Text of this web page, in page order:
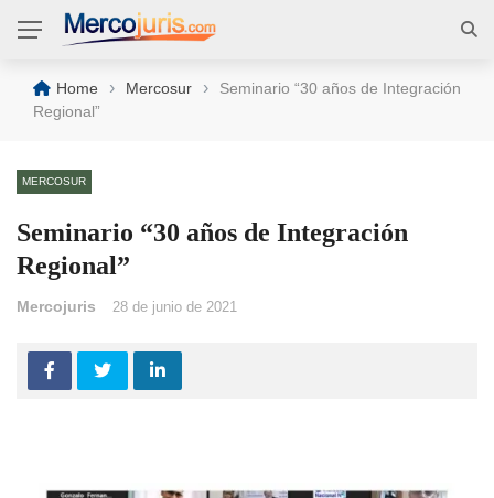
Home › Mercosur ›
Seminario “30 años de Integración
Regional”
MERCOSUR
Seminario “30 años de Integración
Regional”
Mercojuris 28 de junio de 2021